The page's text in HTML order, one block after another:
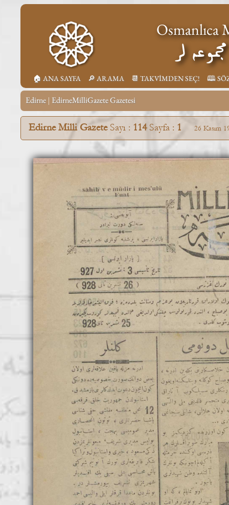
Osmanlıca
لر
🏠︎ ANA SAYFA 🔎︎ ARAMA 📆︎ TAKVİMDEN SEÇ! 🕮
Edirne | EdirneMilliGazete Gazetesi
Edirne Milli GazeteSayı : 114Sayfa : 1 26 Kasım